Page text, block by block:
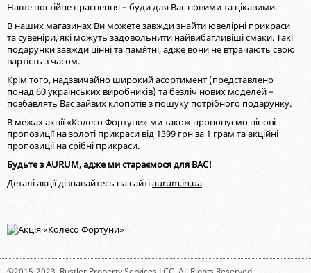
Наше постійне прагнення – буди для Вас новими та цікавими.
В наших магазинах Ви можете завжди знайти ювелірні прикраси
та сувеніри, які можуть задовольнити найвибагливіші смаки. Такі
подарунки завжди цінні та пам´ятні, адже вони не втрачають свою
вартість з часом.
Крім того, надзвичайно широкий асортимент (представлено
понад 60 українських виробників) та безліч нових моделей –
позбавлять Вас зайвих клопотів з пошуку потрібного подарунку.
В межах акції «Колесо Фортуни» ми також пропонуємо цінові
пропозиції на золоті прикраси від 1399 грн за 1 грам та акційні
пропозиції на срібні прикраси.
Будьте з АURUM, адже ми стараємося для ВАС!
Деталі акції дізнавайтесь на сайтіaurum.in.ua.